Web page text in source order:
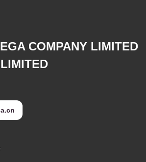
COMPANY LIMITED